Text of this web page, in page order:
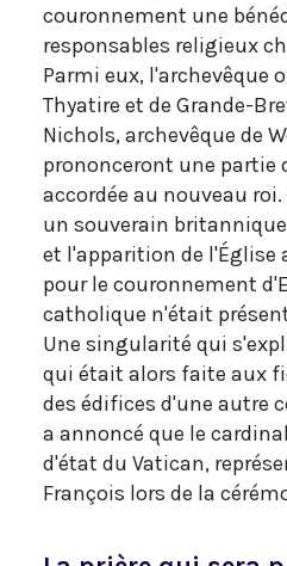
couronnement une
responsables religieux
Parmi eux, l'archevêque
Thyatire et de Grande-
Nichols, archevêque de
prononceront une partie
accordée au nouveau
un souverain
et l'apparition de l'Église
pour le couronnement
catholique n'était
Une singularité qui
qui était alors faite aux
des édifices d'une autre
a annoncé que le
d'état du Vatican,
François lors de la